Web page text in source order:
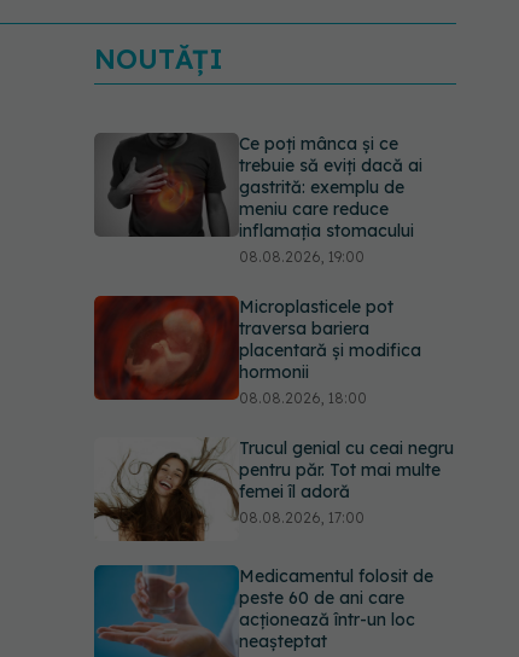
NOUTĂȚI
Ce poți mânca și ce
trebuie să eviți dacă ai
gastrită: exemplu de
meniu care reduce
inflamația stomacului
08.08.2026, 19:00
Microplasticele pot
traversa bariera
placentară și modifica
hormonii
08.08.2026, 18:00
Trucul genial cu ceai negru
pentru păr. Tot mai multe
femei îl adoră
08.08.2026, 17:00
Medicamentul folosit de
peste 60 de ani care
acționează într-un loc
neașteptat